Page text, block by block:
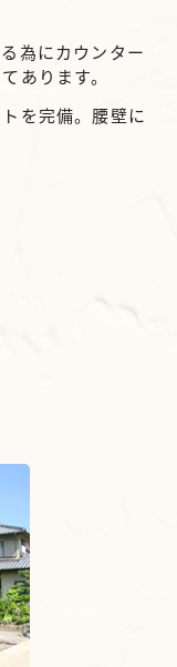
為にカウンター
あります。
を完備。腰壁に